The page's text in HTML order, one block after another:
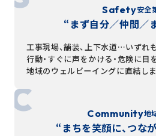
Safety安全
“まず自分／仲間／
工事現場、舗装、上下水道…いずれ
行動・すぐに声をかける・危険に目
地域のウェルビーイングに直結しま
Community地
“まちを笑顔に、つな